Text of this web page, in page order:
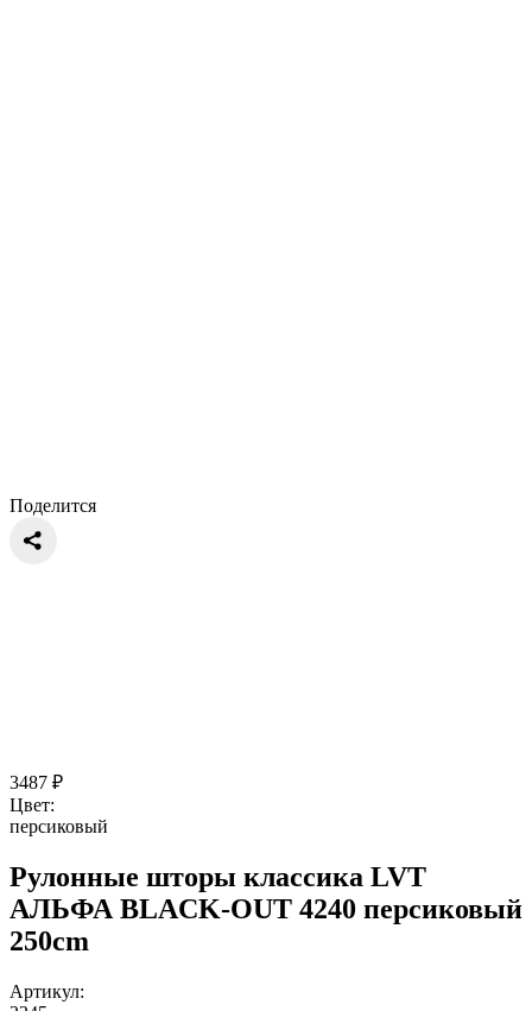
Поделится
3487 ₽
Цвет:
персиковый
Рулонные шторы классика LVT
АЛЬФА BLACK-OUT 4240 персиковый
250cm
Артикул: